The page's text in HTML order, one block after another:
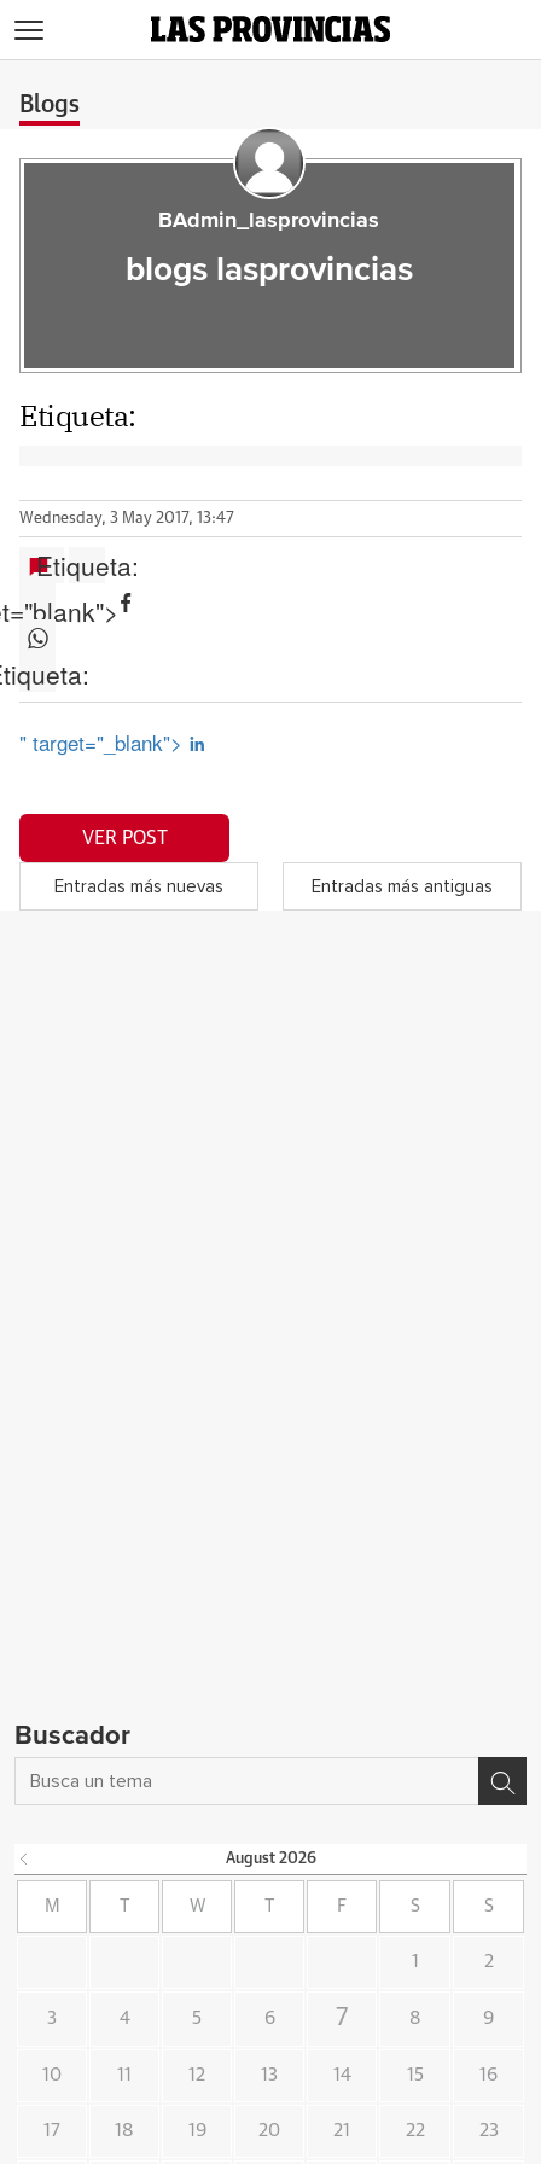
Blogs
BAdmin_lasprovincias
blogs lasprovincias
Etiqueta:
Wednesday, 3 May 2017, 13:47
Etiqueta:
" target="_blank">
VER POST
Entradas más nuevas Entradas más antiguas
Buscador
August 2026
M W F S S
1 2
3 4 5 6 7 8 9
10 11 12 13 14 15 16
17 18 19 20 21 22 23